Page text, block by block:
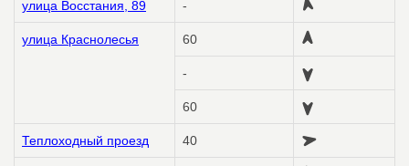
улица Восстания, 89 -
улица Краснолесья 60
-
60
Теплоходный проезд 40